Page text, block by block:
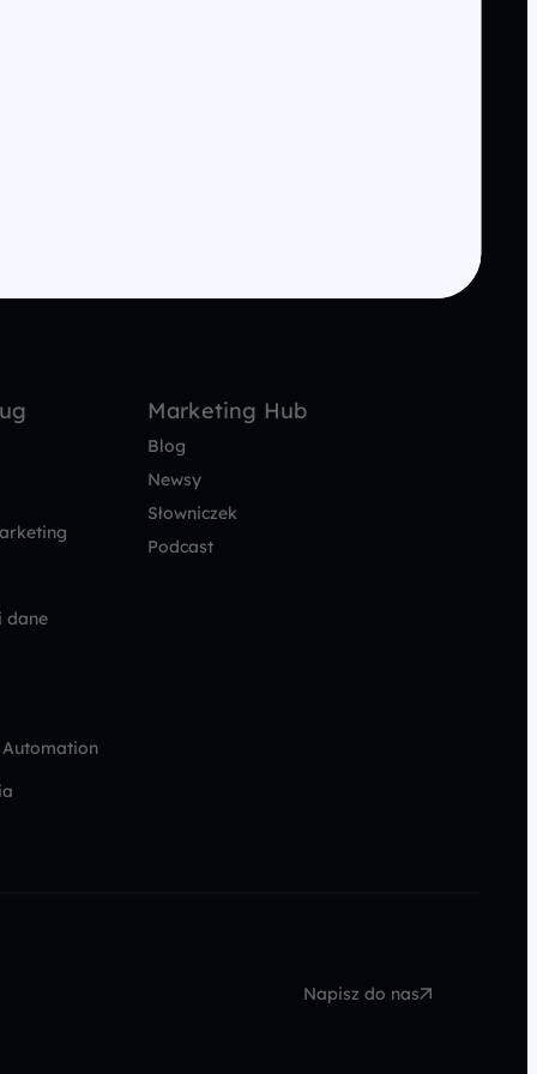
dane
Marketing Hub
Blog
Newsy
Słowniczek
Podcast
Napisz do nas